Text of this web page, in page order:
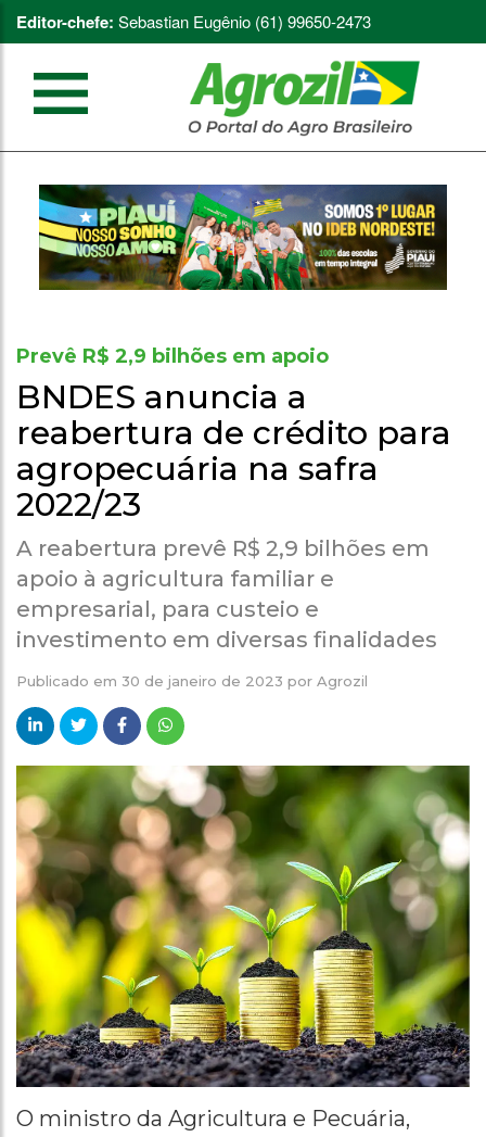
Editor-chefe: Sebastian Eugênio (61) 99650-2473
Prevê R$ 2,9 bilhões em apoio
BNDES anuncia a
reabertura de crédito para
agropecuária na safra
2022/23
A reabertura prevê R$ 2,9 bilhões em
apoio à agricultura familiar e
empresarial, para custeio e
investimento em diversas finalidades
Publicado em 30 de janeiro de 2023 por Agrozil
O ministro da Agricultura e Pecuária,